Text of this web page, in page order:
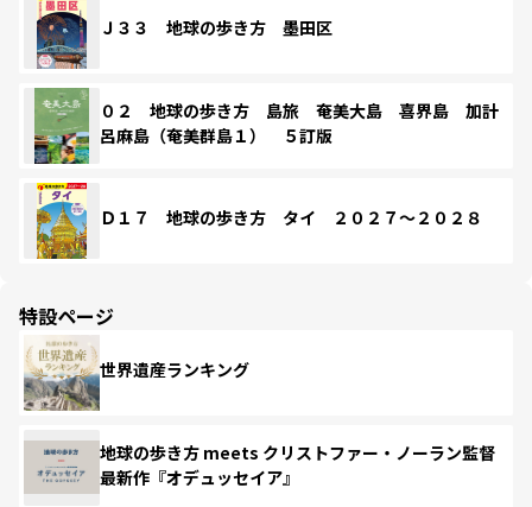
Ｊ３３ 地球の歩き方 墨田区
０２ 地球の歩き方 島旅 奄美大島 喜界島 加計
呂麻島（奄美群島１） ５訂版
Ｄ１７ 地球の歩き方 タイ ２０２７～２０２８
特設ページ
世界遺産ランキング
地球の歩き方 meets クリストファー・ノーラン監督
最新作『オデュッセイア』